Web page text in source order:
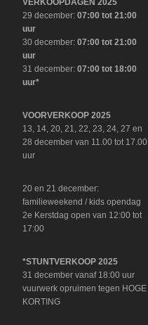
VERKOOPDAGEN 2025
29 december:07:00 tot 21:00
uur
30 december:07:00 tot 21:00
uur
31 december:07:00 tot 18:00
uur*
VOORVERKOOP 2025
13, 14, 20, 21, 22, 23, 24, 27 en
28 december van 11.00 tot 17.00
uur
20 en 21 december:
familieweekend / kids opendag
2e Kerstdag open van 12:00 tot
17:00
*STUNTVERKOOP 2025
31 december vanaf 18:00 uur
vuurwerk opruimen tegen HOGE
KORTING